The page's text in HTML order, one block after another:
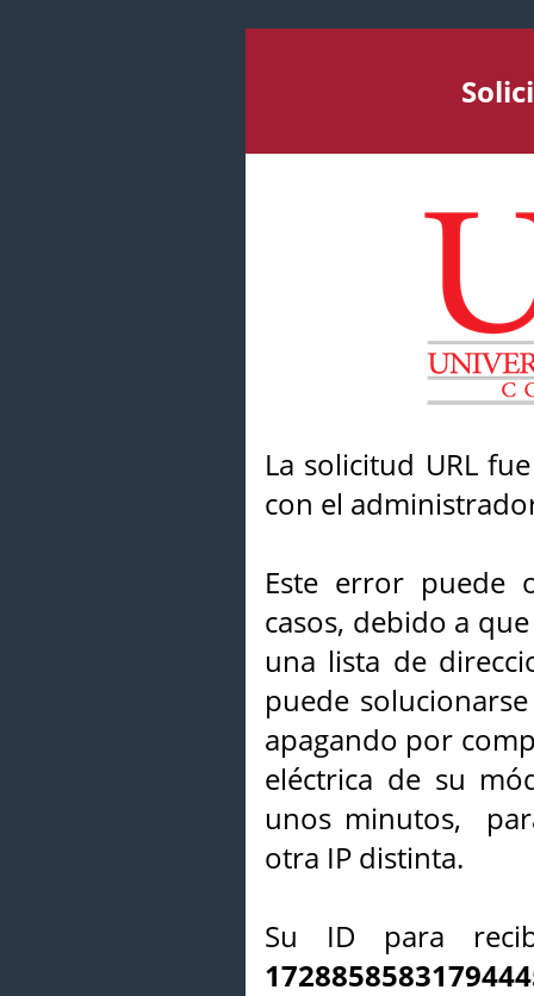
La solicitud URL
con el
Este error puede
casos, debido a
una lista de
puede
apagando por
eléctrica de su
unos minutos,
otra IP distinta.
Su ID para